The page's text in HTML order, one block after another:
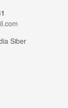
Siber